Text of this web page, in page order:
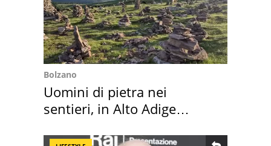
Bolzano
Uomini di pietra nei
sentieri, in Alto Adige